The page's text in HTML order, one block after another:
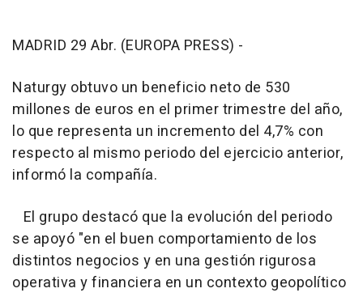
MADRID 29 Abr. (EUROPA PRESS) -
Naturgy obtuvo un beneficio neto de 530
millones de euros en el primer trimestre del año,
lo que representa un incremento del 4,7% con
respecto al mismo periodo del ejercicio anterior,
informó la compañía.
El grupo destacó que la evolución del periodo
se apoyó "en el buen comportamiento de los
distintos negocios y en una gestión rigurosa
operativa y financiera en un contexto geopolítico